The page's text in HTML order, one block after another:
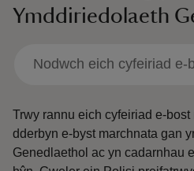
Ymddiriedolaeth
Trwy rannu eich cyfeiriad e-bost
dderbyn e-byst marchnata gan
Genedlaethol ac yn cadarnhau